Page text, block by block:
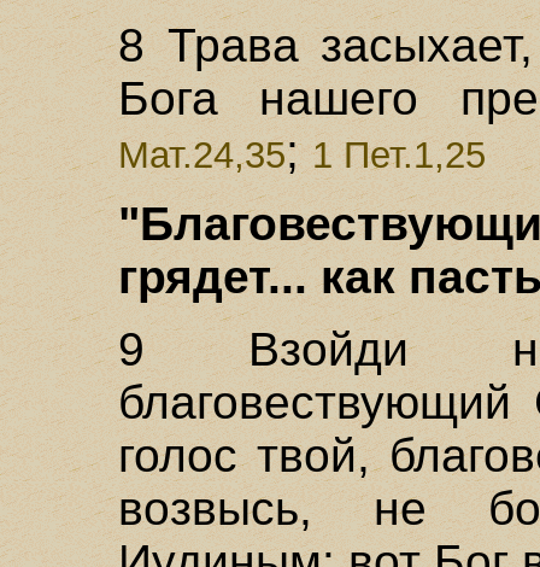
8 Трава
Бога нашего
Мат.24,35; 1 Пет.1,25
грядет... как
9 Взойди
голос твой,
возвысь, не